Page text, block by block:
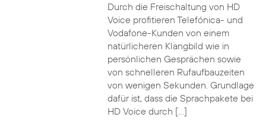
Durch die Freischaltung von HD
Voice profitieren Telefónica- und
Vodafone-Kunden von einem
natürlicheren Klangbild wie in
persönlichen Gesprächen sowie
von schnelleren Rufaufbauzeiten
von wenigen Sekunden. Grundlage
dafür ist, dass die Sprachpakete bei
HD Voice durch […]